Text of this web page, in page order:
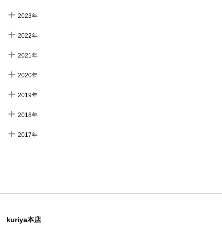
2023年
2022年
2021年
2020年
2019年
2018年
2017年
kuriya本店